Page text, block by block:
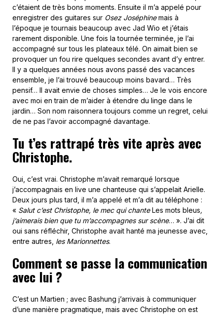
c’étaient de très bons moments. Ensuite il m’a appelé pour
enregistrer des guitares sur Osez Joséphinemais à
l’époque je tournais beaucoup avec Jad Wio et j’étais
rarement disponible. Une fois la tournée terminée, je l’ai
accompagné sur tous les plateaux télé. On aimait bien se
provoquer un fou rire quelques secondes avant d’y entrer.
Il y a quelques années nous avons passé des vacances
ensemble, je l’ai trouvé beaucoup moins bavard… Très
pensif… Il avait envie de choses simples… Je le vois encore
avec moi en train de m’aider à étendre du linge dans le
jardin… Son nom raisonnera toujours comme un regret, celui
de ne pas l’avoir accompagné davantage.
Tu t’es rattrapé très vite après avec
Christophe.
Oui, c’est vrai. Christophe m’avait remarqué lorsque
j’accompagnais en live une chanteuse qui s’appelait Arielle.
Deux jours plus tard, il m’a appelé et m’a dit au téléphone :
« Salut c’est Christophe, le mec qui chanteLes mots bleus,
j’aimerais bien que tu m’accompagnes sur scène… ». J’ai dit
oui sans réfléchir, Christophe avait hanté ma jeunesse avec,
entre autres, les Marionnettes.
Comment se passe la communication
avec lui ?
C’est un Martien ; avec Bashung j’arrivais à communiquer
d’une manière pragmatique, mais avec Christophe on est